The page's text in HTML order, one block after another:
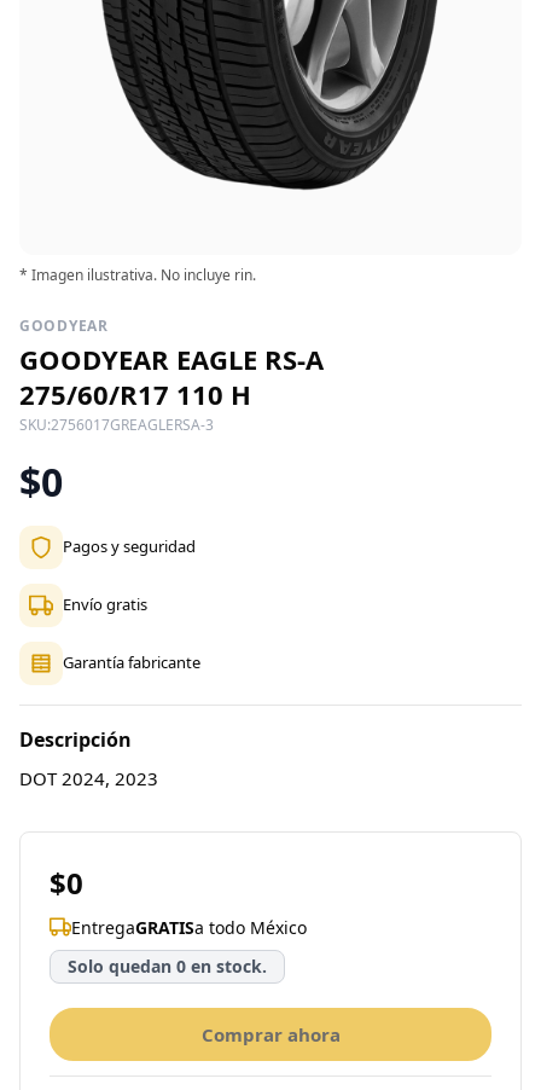
* Imagen ilustrativa. No incluye rin.
GOODYEAR
GOODYEAR EAGLE RS-A
275/60/R17 110 H
SKU:2756017GREAGLERSA-3
$0
Pagos y seguridad
Envío gratis
Garantía fabricante
Descripción
DOT 2024, 2023
$0
EntregaGRATISa todo México
Solo quedan 0 en stock.
Comprar ahora